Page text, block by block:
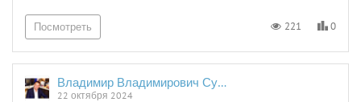
Посмотреть 221 0
Владимир Владимирович Сушков
22 октября 2024